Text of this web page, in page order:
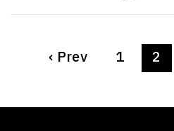
‹ Prev 1 2